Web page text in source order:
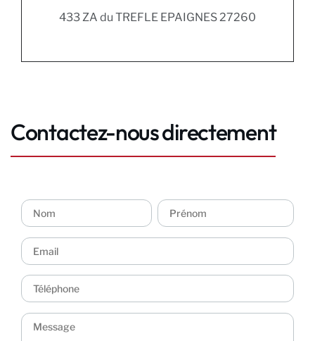
433 ZA du TREFLE EPAIGNES 27260
Contactez-nous directement